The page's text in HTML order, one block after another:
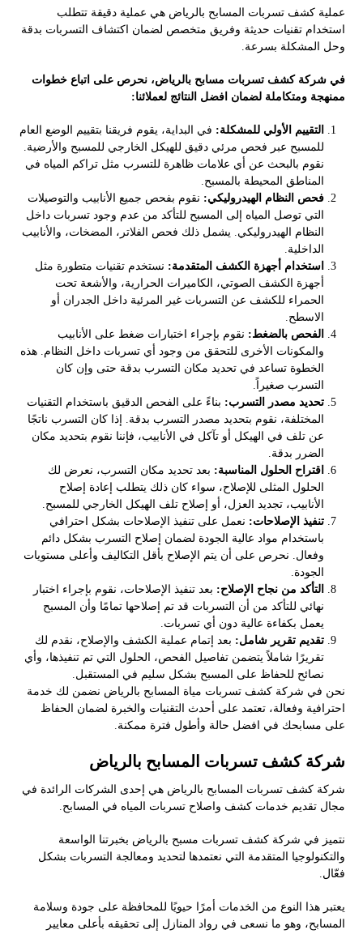
عملية كشف تسربات المسابح بالرياض هي عملية دقيقة تتطلب
استخدام تقنيات حديثة وفريق متخصص لضمان اكتشاف التسربات بدقة
وحل المشكلة بسرعة.
في شركة كشف تسربات مسابح بالرياض، نحرص على اتباع خطوات
ممنهجة ومتكاملة لضمان افضل النتائج لعملائنا:
التقييم الأولي للمشكلة: في البداية، يقوم فريقنا بتقييم الوضع العام
للمسبح عبر فحص مرئي دقيق للهيكل الخارجي للمسبح والأرضية.
نقوم بالبحث عن أي علامات ظاهرة للتسرب مثل تراكم المياه في
المناطق المحيطة بالمسبح.
فحص النظام الهيدروليكي: نقوم بفحص جميع الأنابيب والتوصيلات
التي توصل المياه إلى المسبح للتأكد من عدم وجود تسربات داخل
النظام الهيدروليكي. يشمل ذلك فحص الفلاتر، المضخات، والأنابيب
الداخلية.
استخدام أجهزة الكشف المتقدمة: نستخدم تقنيات متطورة مثل
أجهزة الكشف الصوتي، الكاميرات الحرارية، والأشعة تحت
الحمراء للكشف عن التسربات غير المرئية داخل الجدران أو
الاسطح.
الفحص بالضغط: نقوم بإجراء اختبارات ضغط على الأنابيب
والمكونات الأخرى للتحقق من وجود أي تسربات داخل النظام. هذه
الخطوة تساعد في تحديد مكان التسرب بدقة حتى وإن كان
التسرب صغيراً.
تحديد مصدر التسرب: بناءً على الفحص الدقيق باستخدام التقنيات
المختلفة، نقوم بتحديد مصدر التسرب بدقة. إذا كان التسرب ناتجًا
عن تلف في الهيكل أو تآكل في الأنابيب، فإننا نقوم بتحديد مكان
الضرر بدقة.
اقتراح الحلول المناسبة: بعد تحديد مكان التسرب، نعرض لك
الحلول المثلى للإصلاح، سواء كان ذلك يتطلب إعادة إصلاح
الأنابيب، تجديد العزل، أو إصلاح تلف الهيكل الخارجي للمسبح.
تنفيذ الإصلاحات: نعمل على تنفيذ الإصلاحات بشكل احترافي
باستخدام مواد عالية الجودة لضمان إصلاح التسرب بشكل دائم
وفعال. نحرص على أن يتم الإصلاح بأقل التكاليف وأعلى مستويات
الجودة.
التأكد من نجاح الإصلاح: بعد تنفيذ الإصلاحات، نقوم بإجراء اختبار
نهائي للتأكد من أن التسربات قد تم إصلاحها تمامًا وأن المسبح
يعمل بكفاءة عالية دون أي تسربات.
تقديم تقرير شامل: بعد إتمام عملية الكشف والإصلاح، نقدم لك
تقريرًا شاملاً يتضمن تفاصيل الفحص، الحلول التي تم تنفيذها، وأي
نصائح للحفاظ على المسبح بشكل سليم في المستقبل.
نحن في شركة كشف تسربات مياة المسابح بالرياض نضمن لك خدمة
احترافية وفعالة، تعتمد على أحدث التقنيات والخبرة لضمان الحفاظ
على مسابحك في افضل حالة وأطول فترة ممكنة.
شركة كشف تسربات المسابح بالرياض
شركة كشف تسربات المسابح بالرياض هي إحدى الشركات الرائدة في
مجال تقديم خدمات كشف واصلاح تسربات المياه في المسابح.
نتميز في شركة كشف تسربات مسبح بالرياض بخبرتنا الواسعة
والتكنولوجيا المتقدمة التي نعتمدها لتحديد ومعالجة التسربات بشكل
فعّال.
يعتبر هذا النوع من الخدمات أمرًا حيويًا للمحافظة على جودة وسلامة
المسابح، وهو ما نسعى في رواد المنازل إلى تحقيقه بأعلى معايير